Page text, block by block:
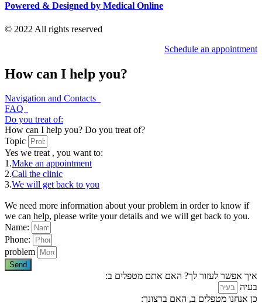
Powered & Designed by Medical Online
© 2022 All rights reserved
Schedule an appointment
How can I help you?
Navigation and Contacts
FAQ
Do you treat of:
How can I help you? Do you treat of?
Topic
Yes we treat , you want to:
1.Make an appointment
2.Call the clinic
3.We will get back to you
We need more information about your problem in order to know if
we can help, please write your details and we will get back to you.
Name:
Phone:
problem
Send
איך אפשר לעזור לך? האם אתם מטפלים ב:
בעיה
כן אנחנו מטפלים ב, האם ברצונך: